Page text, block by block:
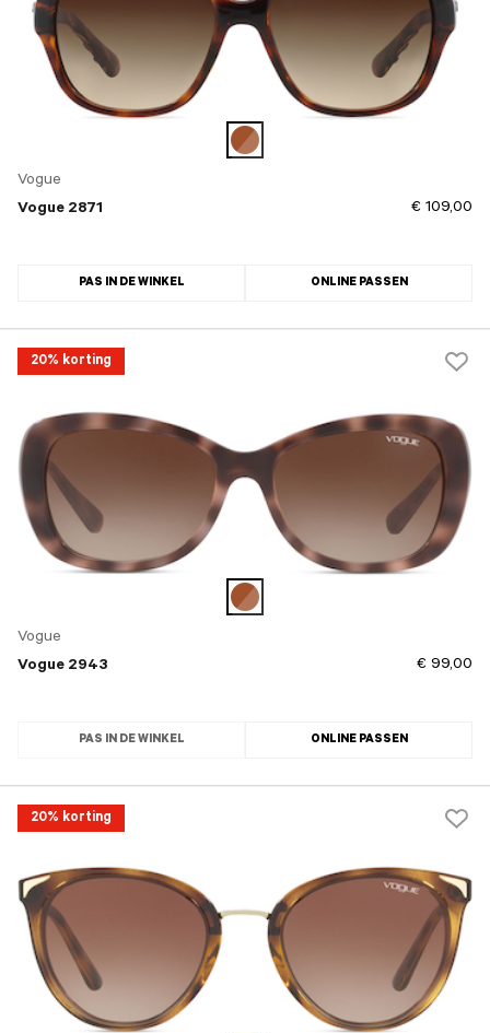
Vogue
Vogue 2871
€ 109,00
PAS IN DE WINKEL ONLINE PASSEN
20% korting
Vogue
Vogue 2943
€ 99,00
PAS IN DE WINKEL ONLINE PASSEN
20% korting